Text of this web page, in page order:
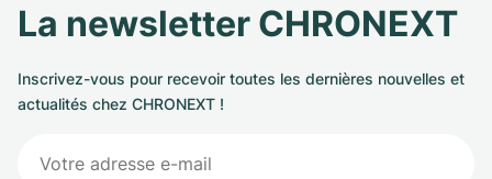
La newsletter CHRONEXT
Inscrivez-vous pour recevoir toutes les dernières nouvelles et
actualités chez CHRONEXT !